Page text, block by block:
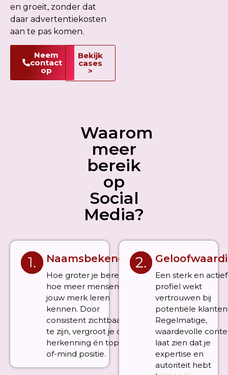
en groeit, zonder dat
daar advertentiekosten
aan te pas komen.
Neem
contact
op
Bekijk
cases
>
Waarom
meer
bereik
op
Social
Media?
Naamsbekendheid
Hoe groter je bereik,
hoe meer mensen
jouw merk leren
kennen. Door
consistent zichtbaar
te zijn, vergroot je de
herkenning én top-
of-mind positie.
Een sterk en actief
profiel wekt
vertrouwen bij
potentiële
Regelmatige,
waardevolle
laat zien dat je
expertise en
autoriteit hebt